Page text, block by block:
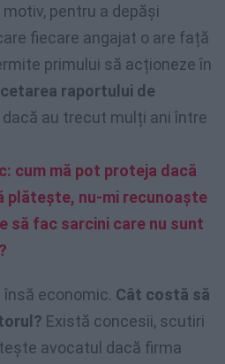
pentru a depăși
fiecare angajat o are față
primului să acționeze în
raportului de
dacă au trecut mulți ani între
cum mă pot proteja dacă
plătește, nu-mi recunoaște
să fac sarcini care nu sunt
economic. Cât costă să
Există concesii, scutiri
avocatul dacă firma